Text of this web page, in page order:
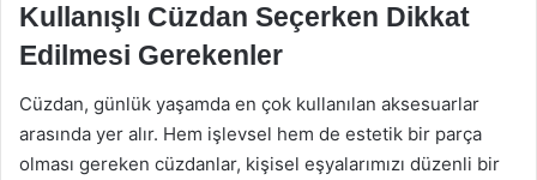
Kullanışlı Cüzdan Seçerken Dikkat
Edilmesi Gerekenler
Cüzdan, günlük yaşamda en çok kullanılan aksesuarlar
arasında yer alır. Hem işlevsel hem de estetik bir parça
olması gereken cüzdanlar, kişisel eşyalarımızı düzenli bir